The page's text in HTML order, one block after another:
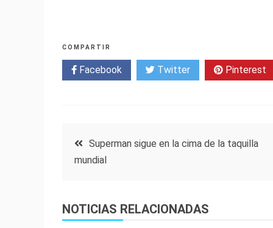
COMPARTIR
Facebook Twitter Pinterest
Navegación
entradas
Superman sigue en la cima de la taquilla
mundial
NOTICIAS RELACIONADAS